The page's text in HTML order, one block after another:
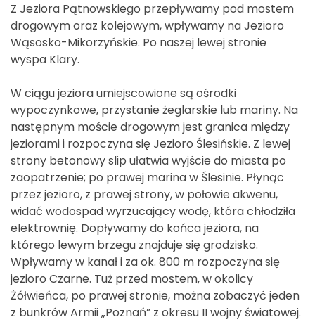
Z Jeziora Pątnowskiego przepływamy pod mostem
drogowym oraz kolejowym, wpływamy na Jezioro
Wąsosko-Mikorzyńskie. Po naszej lewej stronie
wyspa Klary.
W ciągu jeziora umiejscowione są ośrodki
wypoczynkowe, przystanie żeglarskie lub mariny. Na
następnym moście drogowym jest granica między
jeziorami i rozpoczyna się Jezioro Ślesińskie. Z lewej
strony betonowy slip ułatwia wyjście do miasta po
zaopatrzenie; po prawej marina w Ślesinie. Płynąc
przez jezioro, z prawej strony, w połowie akwenu,
widać wodospad wyrzucający wodę, która chłodziła
elektrownię. Dopływamy do końca jeziora, na
którego lewym brzegu znajduje się grodzisko.
Wpływamy w kanał i za ok. 800 m rozpoczyna się
jezioro Czarne. Tuż przed mostem, w okolicy
Żółwieńca, po prawej stronie, można zobaczyć jeden
z bunkrów Armii „Poznań” z okresu II wojny światowej.